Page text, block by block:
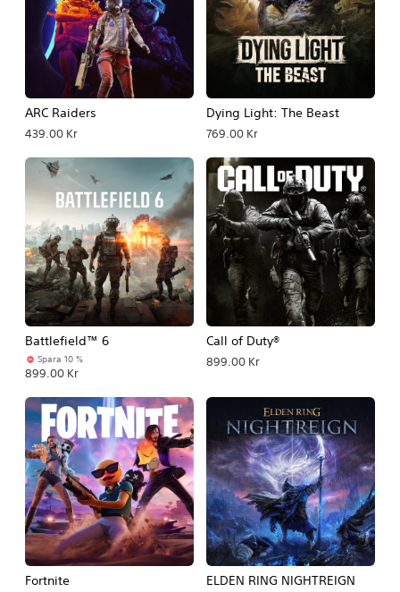
ARC Raiders
439.00 Kr
Dying Light: The Beast
769.00 Kr
Battlefield™ 6
Spara 10 %
899.00 Kr
Call of Duty®
899.00 Kr
Fortnite ELDEN RING NIGHTREIGN